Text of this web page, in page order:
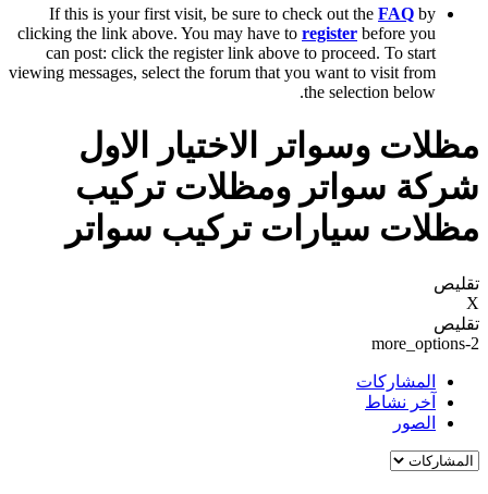
If this is your first visit, be sure to check out the FAQ by
clicking the link above. You may have to register before you
can post: click the register link above to proceed. To start
viewing messages, select the forum that you want to visit from
the selection below.
مظلات وسواتر الاختيار الاول
شركة سواتر ومظلات تركيب
مظلات سيارات تركيب سواتر
تقليص
X
تقليص
more_options-2
المشاركات
آخر نشاط
الصور